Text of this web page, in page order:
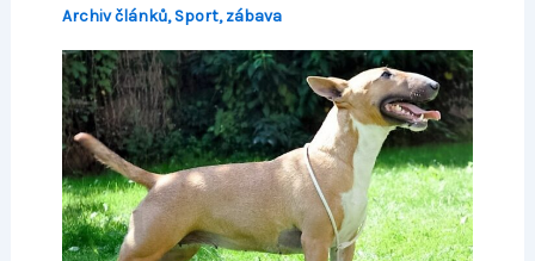
Archiv článků,Sport, zábava